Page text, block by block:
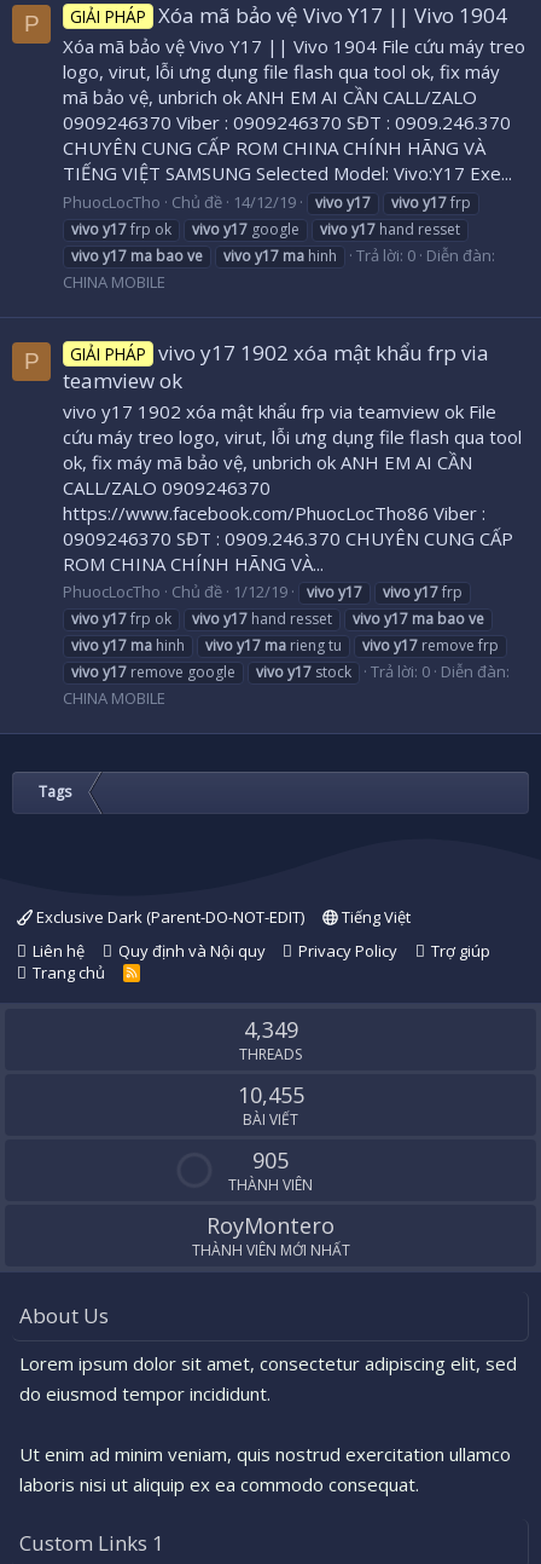
P GIẢI PHÁP Xóa mã bảo vệ Vivo Y17 || Vivo 1904
Xóa mã bảo vệ Vivo Y17 || Vivo 1904 File cứu máy treo
logo, virut, lỗi ưng dụng file flash qua tool ok, fix máy
mã bảo vệ, unbrich ok ANH EM AI CẦN CALL/ZALO
0909246370 Viber : 0909246370 SĐT : 0909.246.370
CHUYÊN CUNG CẤP ROM CHINA CHÍNH HÃNG VÀ
TIẾNG VIỆT SAMSUNG Selected Model: Vivo:Y17 Exe...
PhuocLocTho Chủ đề 14/12/19 vivoy17 vivoy17frp
vivoy17frp ok vivoy17 google vivoy17 hand resset
vivoy17 ma baove vivoy17 ma hinh Trả lời: 0 Diễn đàn:
CHINA MOBILE
P GIẢI PHÁP vivo y17 1902 xóa mật khẩu frp via
teamview ok
vivo y17 1902 xóa mật khẩu frp via teamview ok File
cứu máy treo logo, virut, lỗi ưng dụng file flash qua tool
ok, fix máy mã bảo vệ, unbrich ok ANH EM AI CẦN
CALL/ZALO 0909246370
https://www.facebook.com/PhuocLocTho86 Viber :
0909246370 SĐT : 0909.246.370 CHUYÊN CUNG CẤP
ROM CHINA CHÍNH HÃNG VÀ...
PhuocLocTho Chủ đề 1/12/19 vivoy17 vivoy17frp
vivoy17frp ok vivoy17 hand resset vivoy17 ma baove
vivoy17 ma hinh vivoy17 ma rieng tu vivoy17 remove frp
vivoy17 remove google vivoy17 stock Trả lời: 0 Diễn đàn:
CHINA MOBILE
Tags
Exclusive Dark (Parent-DO-NOT-EDIT)
Tiếng Việt
Liên hệ
Quy định và Nội quy Privacy Policy
Trợ giúp
Trang chủ
R
S
4,349
THREADS
10,455
BÀI VIẾT
905
THÀNH VIÊN
RoyMontero
THÀNH VIÊN MỚI NHẤT
About Us
Lorem ipsum dolor sit amet, consectetur adipiscing elit, sed
do eiusmod tempor incididunt.
Ut enim ad minim veniam, quis nostrud exercitation ullamco
laboris nisi ut aliquip ex ea commodo consequat.
Custom Links 1